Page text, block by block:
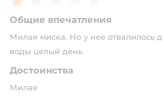
Общие впечатления
Милая миска. Но у нее отвалилось
воды целый день
Достоинства
Милая